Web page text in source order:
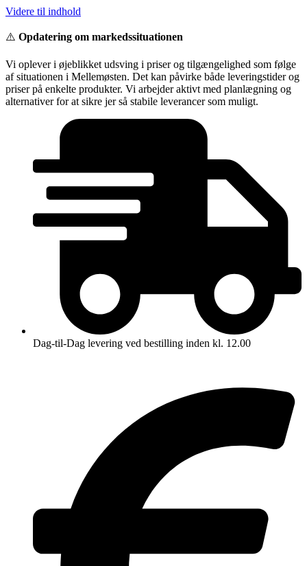
Videre til indhold
⚠️ Opdatering om markedssituationen
Vi oplever i øjeblikket udsving i priser og tilgængelighed som følge
af situationen i Mellemøsten. Det kan påvirke både leveringstider og
priser på enkelte produkter. Vi arbejder aktivt med planlægning og
alternativer for at sikre jer så stabile leverancer som muligt.
Dag-til-Dag levering ved bestilling inden kl. 12.00